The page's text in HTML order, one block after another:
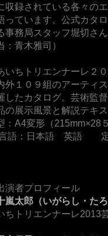
収録されている各々の
っています。公式カタ
事務局スタッフ堀切さ
：青木雅司）
いちトリエンナーレ２
外１０９組のアーティ
したカタログ。芸術監
の展示風景と解説テキ
：A4変形（
語：日本語 英語 定
演者プロフィール
嵐太郎（いがらし・た
ちトリエンナーレ2013